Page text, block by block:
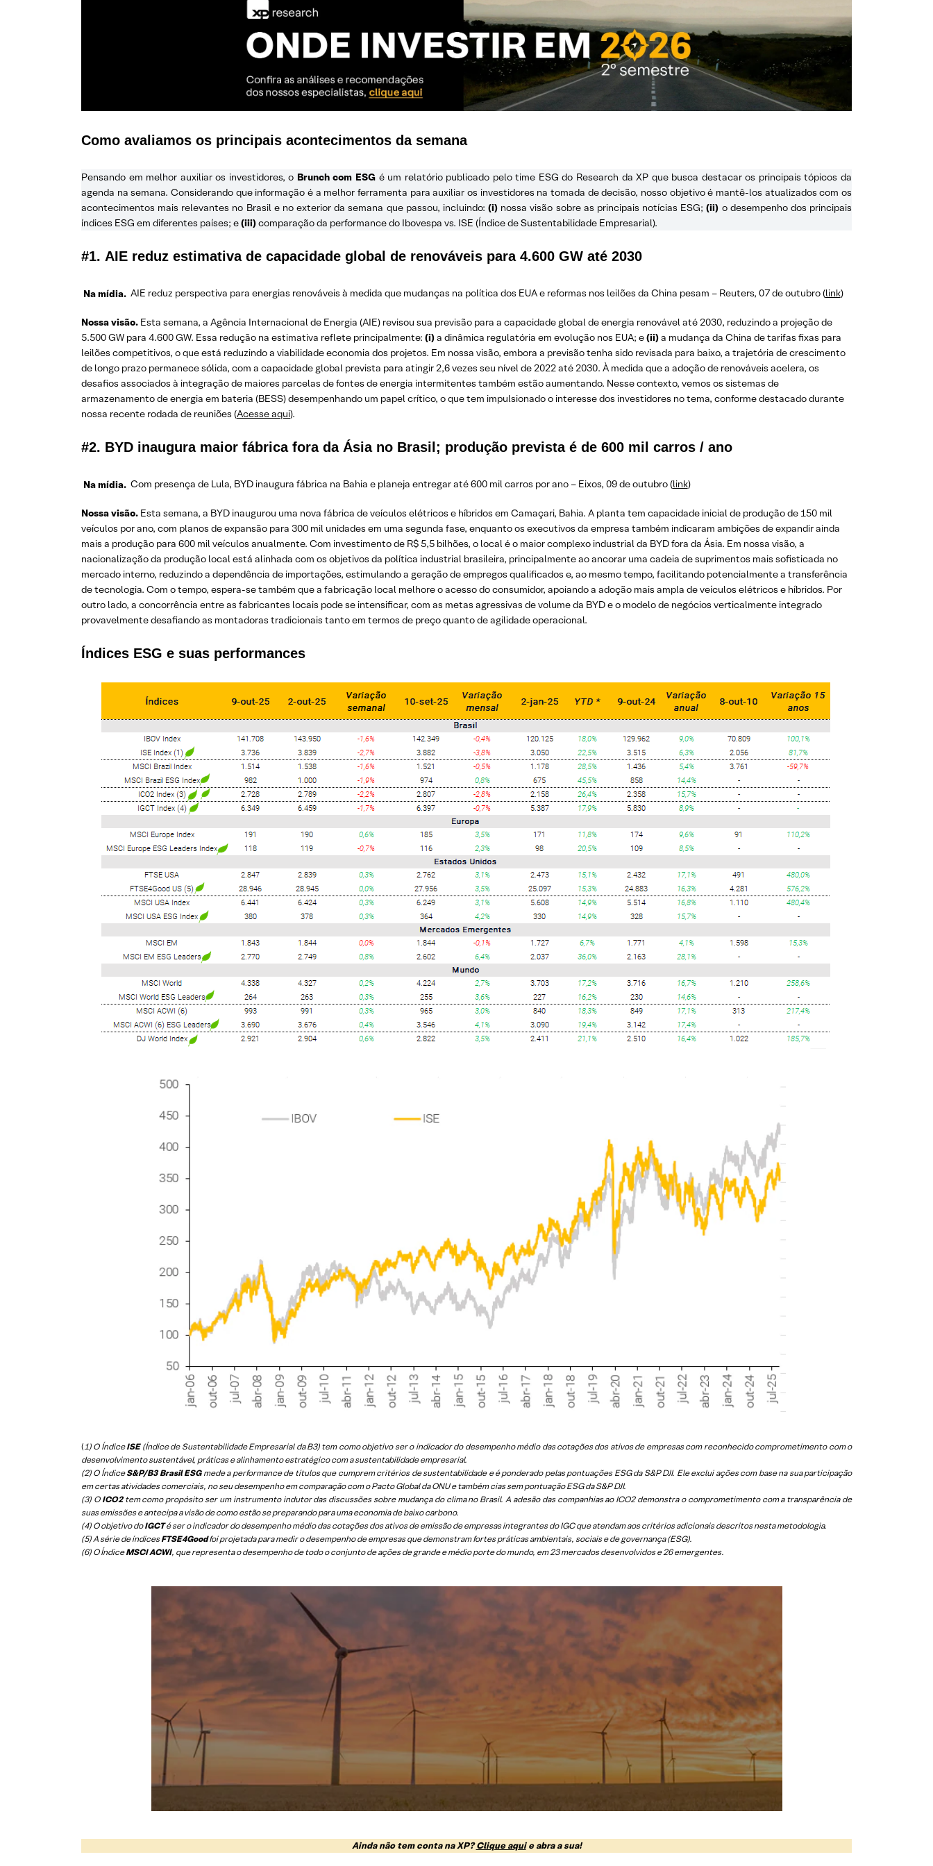
Como avaliamos os principais acontecimentos da semana
Pensando em melhor auxiliar os investidores, o Brunch com ESG é um relatório publicado pelo time ESG do Research da XP que busca destacar os principais tópicos da
agenda na semana. Considerando que informação é a melhor ferramenta para auxiliar os investidores na tomada de decisão, nosso objetivo é mantê-los atualizados com os
acontecimentos mais relevantes no Brasil e no exterior da semana que passou, incluindo:(i) nossa visão sobre as principais notícias ESG;(ii) o desempenho dos principais
índices ESG em diferentes países; e(iii)comparação da performance do Ibovespa vs. ISE (Índice de Sustentabilidade Empresarial).
#1. AIE reduz estimativa de capacidade global de renováveis para 4.600 GW até 2030
Na mídia. AIE reduz perspectiva para energias renováveis ​​à medida que mudanças na política dos EUA e reformas nos leilões da China pesam – Reuters, 07 de outubro (link)
Nossa visão. Esta semana, a Agência Internacional de Energia (AIE) revisou sua previsão para a capacidade global de energia renovável até 2030, reduzindo a projeção de
5.500 GW para 4.600 GW. Essa redução na estimativa reflete principalmente: (i)a dinâmica regulatória em evolução nos EUA; e(ii)a mudança da China de tarifas fixas para
leilões competitivos, o que está reduzindo a viabilidade economia dos projetos. Em nossa visão, embora a previsão tenha sido revisada para baixo, a trajetória de crescimento
de longo prazo permanece sólida, com a capacidade global prevista para atingir 2,6 vezes seu nível de 2022 até 2030. À medida que a adoção de renováveis acelera, os
desafios associados à integração de maiores parcelas de fontes de energia intermitentes também estão aumentando. Nesse contexto, vemos os sistemas de
armazenamento de energia em bateria (BESS) desempenhando um papel crítico, o que tem impulsionado o interesse dos investidores no tema, conforme destacado durante
nossa recente rodada de reuniões (Acesse aqui).
#2. BYD inaugura maior fábrica fora da Ásia no Brasil; produção prevista é de 600 mil carros / ano
Na mídia. Com presença de Lula, BYD inaugura fábrica na Bahia e planeja entregar até 600 mil carros por ano – Eixos, 09 de outubro (link)
Nossa visão. Esta semana, a BYD inaugurou uma nova fábrica de veículos elétricos e híbridos em Camaçari, Bahia. A planta tem capacidade inicial de produção de 150 mil
veículos por ano, com planos de expansão para 300 mil unidades em uma segunda fase, enquanto os executivos da empresa também indicaram ambições de expandir ainda
mais a produção para 600 mil veículos anualmente. Com investimento de R$ 5,5 bilhões, o local é o maior complexo industrial da BYD fora da Ásia. Em nossa visão, a
nacionalização da produção local está alinhada com os objetivos da política industrial brasileira, principalmente ao ancorar uma cadeia de suprimentos mais sofisticada no
mercado interno, reduzindo a dependência de importações, estimulando a geração de empregos qualificados e, ao mesmo tempo, facilitando potencialmente a transferência
de tecnologia. Com o tempo, espera-se também que a fabricação local melhore o acesso do consumidor, apoiando a adoção mais ampla de veículos elétricos e híbridos. Por
outro lado, a concorrência entre as fabricantes locais pode se intensificar, com as metas agressivas de volume da BYD e o modelo de negócios verticalmente integrado
provavelmente desafiando as montadoras tradicionais tanto em termos de preço quanto de agilidade operacional.
Índices ESG e suas performances
(1) O ÍndiceISE(Índice de Sustentabilidade Empresarial da B3) tem como objetivo ser o indicador do desempenho médio das cotações dos ativos de empresas com reconhecido comprometimento com o
desenvolvimento sustentável, práticas e alinhamento estratégico com a sustentabilidade empresarial.
(2) O ÍndiceS&P/B3 Brasil ESGmede a performance de títulos que cumprem critérios de sustentabilidade e é ponderado pelas pontuações ESG da S&P DJI. Ele exclui ações com base na sua participação
em certas atividades comerciais, no seu desempenho em comparação com o Pacto Global da ONU e também cias sem pontuação ESG da S&P DJI.
(3) O ICO2tem como propósito ser um instrumento indutor das discussões sobre mudança do clima no Brasil. A adesão das companhias ao ICO2 demonstra o comprometimento com a transparência de
suas emissões e antecipa a visão de como estão se preparando para uma economia de baixo carbono.
(4) O objetivo doIGCTé ser o indicador do desempenho médio das cotações dos ativos de emissão de empresas integrantes do IGC que atendam aos critérios adicionais descritos nesta metodologia.
(5)A série de índicesFTSE4Goodfoi projetada para medir o desempenho de empresas que demonstram fortes práticas ambientais, sociais e de governança (ESG).
(6) O ÍndiceMSCI ACWI, que representa o desempenho de todo o conjunto de ações de grande e médio porte do mundo, em 23 mercados desenvolvidos e 26 emergentes.
Ainda não tem conta na XP?Clique aquie abra a sua!